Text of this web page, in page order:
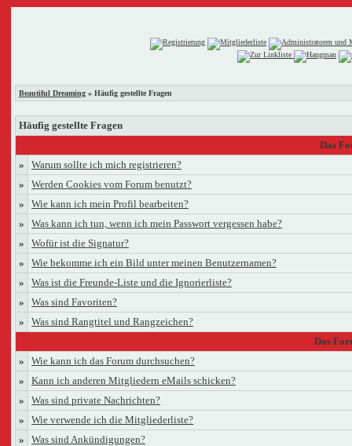
Beautiful Dreaming » Häufig gestellte Fragen
Häufig gestellte Fragen
Das
»
Warum sollte ich mich registrieren?
»
Werden Cookies vom Forum benutzt?
»
Wie kann ich mein Profil bearbeiten?
»
Was kann ich tun, wenn ich mein Passwort vergessen habe?
»
Wofür ist die Signatur?
»
Wie bekomme ich ein Bild unter meinen Benutzernamen?
»
Was ist die Freunde-Liste und die Ignorierliste?
»
Was sind Favoriten?
»
Was sind Rangtitel und Rangzeichen?
Das
»
Wie kann ich das Forum durchsuchen?
»
Kann ich anderen Mitgliedern eMails schicken?
»
Was sind private Nachrichten?
»
Wie verwende ich die Mitgliederliste?
»
Was sind Ankündigungen?